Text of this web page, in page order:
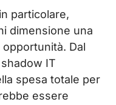
particolare,
dimensione una
Dal
IT
spesa totale per
essere